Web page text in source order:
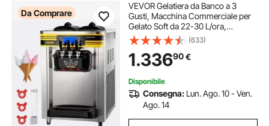
Da Comprare
VEVOR Gelatiera da Banco a 3
Gusti, Macchina Commerciale per
Gelato Soft da 22-30 L/ora,
Gelatiera con Accessori Completi,
Utilizzo per Gelato Soft
(633)
1.33690€
Disponibile
Consegna: Lun. Ago. 10 - Ven.
Ago. 14